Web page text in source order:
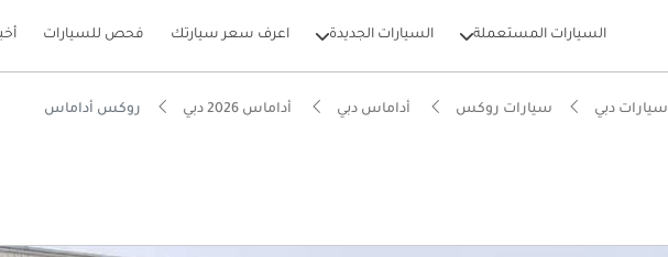
السيارات المستعملة السيارات الجديدة اعرف سعر سيارتك فحص للسيارات
سيارات دبي سيارات روكس أداماس دبي أداماس 2026 دبي روكس أداماس